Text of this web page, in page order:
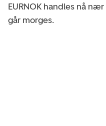
EURNOK handles nå
går morges.